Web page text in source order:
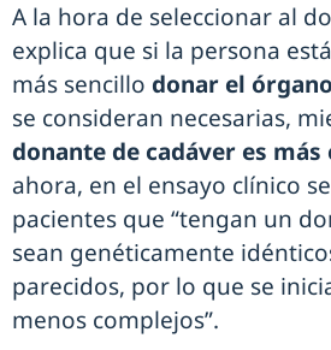
A la hora de seleccionar al
explica que si la persona
más sencillo donar el
se consideran necesarias,
donante de cadáver es
ahora, en el ensayo clínico
pacientes que “tengan un
sean genéticamente
parecidos, por lo que se
menos complejos”.